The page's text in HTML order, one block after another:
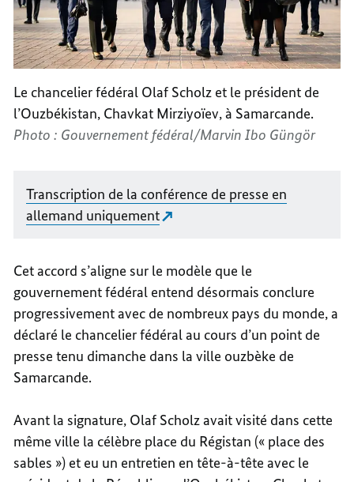
Le chancelier fédéral Olaf Scholz et le président de
l’Ouzbékistan, Chavkat Mirziyoïev, à Samarcande.
Photo : Gouvernement fédéral/Marvin Ibo Güngör
Transcription de la conférence de presse en
allemand uniquement
Cet accord s’aligne sur le modèle que le
gouvernement fédéral entend désormais conclure
progressivement avec de nombreux pays du monde, a
déclaré le chancelier fédéral au cours d’un point de
presse tenu dimanche dans la ville ouzbèke de
Samarcande.
Avant la signature, Olaf Scholz avait visité dans cette
même ville la célèbre place du Régistan (« place des
sables ») et eu un entretien en tête-à-tête avec le